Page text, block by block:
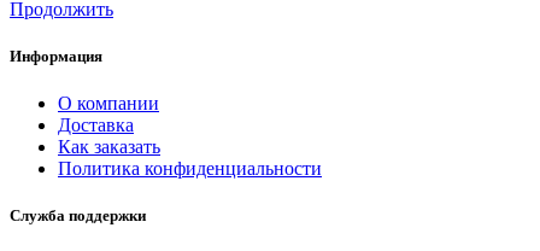
Продолжить
Информация
О компании
Доставка
Как заказать
Политика конфиденциальности
Служба поддержки